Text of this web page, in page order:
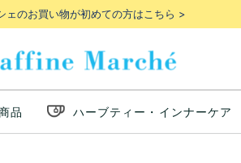
ェのお買い物が初めての方はこちら >
品 ハーブティー・インナーケア